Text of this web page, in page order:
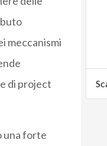
meccanismi
di project
una forte